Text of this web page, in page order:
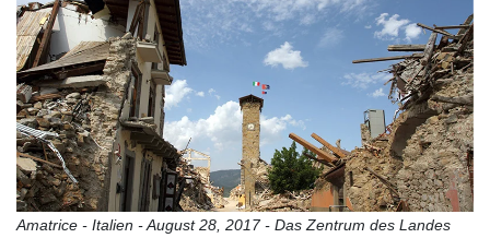
Amatrice - Italien - August 28, 2017 - Das Zentrum des Landes